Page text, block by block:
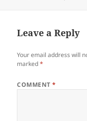
Leave a Reply
Your email address will
marked*
COMMENT*